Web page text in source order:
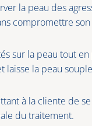
la peau des
compromettre
sur la peau tout
laisse la peau
à la cliente de
du traitement.